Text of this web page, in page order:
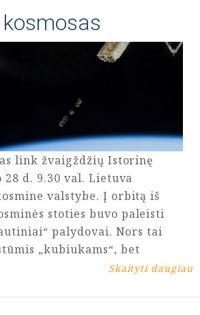
link žvaigždžių Istorinę
28 d. 9.30 val. Lietuva
valstybe. Į orbitą iš
stoties buvo paleisti
palydovai. Nors tai
„kubiukams“, bet
Skaityti daugiau